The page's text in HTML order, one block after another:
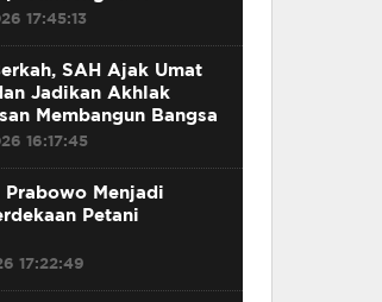
17:45:13
SAH Ajak Umat
Jadikan Akhlak
Membangun Bangsa
16:17:45
Prabowo Menjadi
Petani
17:22:49